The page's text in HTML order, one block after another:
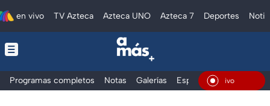
en vivo TV Azteca Azteca UNO Azteca 7 Deportes
Programas completos Notas Galerías EspecialesEn Vivo